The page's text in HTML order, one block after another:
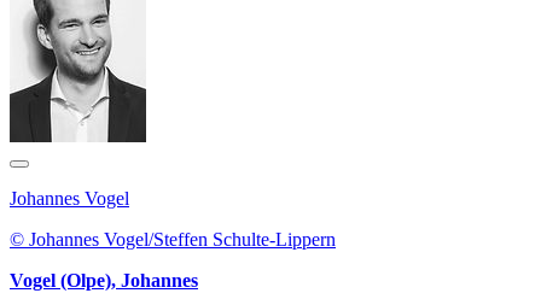
Johannes Vogel
© Johannes Vogel/Steffen Schulte-Lippern
Vogel (Olpe), Johannes